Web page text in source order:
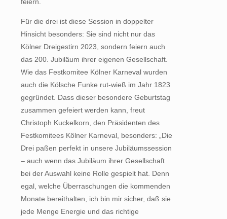
Für die drei ist diese Session in doppelter
Hinsicht besonders: Sie sind nicht nur das
Kölner Dreigestirn 2023, sondern feiern auch
das 200. Jubiläum ihrer eigenen Gesellschaft.
Wie das Festkomitee Kölner Karneval wurden
auch die Kölsche Funke rut-wieß im Jahr 1823
gegründet. Dass dieser besondere Geburtstag
zusammen gefeiert werden kann, freut
Christoph Kuckelkorn, den Präsidenten des
Festkomitees Kölner Karneval, besonders: „Die
Drei paßen perfekt in unsere Jubiläumssession
– auch wenn das Jubiläum ihrer Gesellschaft
bei der Auswahl keine Rolle gespielt hat. Denn
egal, welche Überraschungen die kommenden
Monate bereithalten, ich bin mir sicher, daß sie
jede Menge Energie und das richtige